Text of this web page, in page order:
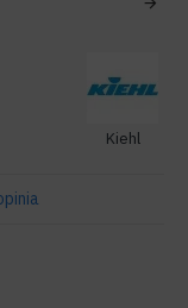
Kiehl